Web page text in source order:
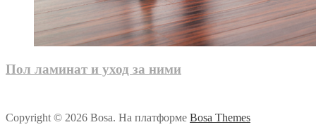
Пол ламинат и уход за ними
Copyright © 2026 Bosa. На платформе Bosa Themes